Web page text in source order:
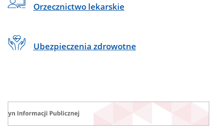
Orzecznictwo lekarskie
Ubezpieczenia zdrowotne